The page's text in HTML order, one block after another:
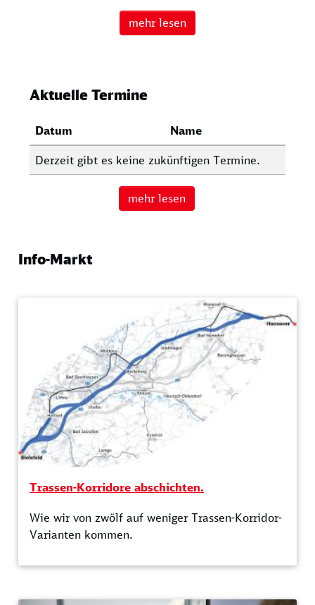
mehr lesen
Aktuelle Termine
Datum Name
Derzeit gibt es keine zukünftigen Termine.
mehr lesen
Info-Markt
Trassen-Korridore abschichten.
Wie wir von zwölf auf weniger Trassen-Korridor-
Varianten kommen.